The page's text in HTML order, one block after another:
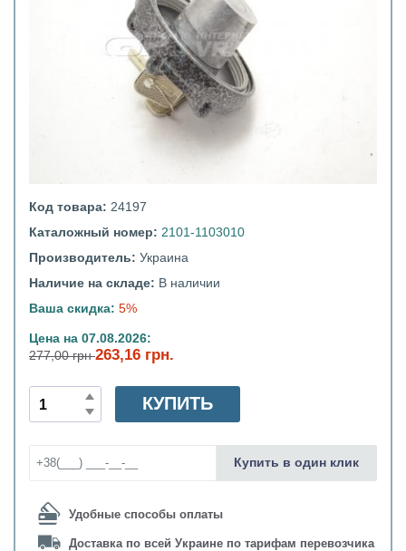
Код товара: 24197
Каталожный номер: 2101-1103010
Производитель: Украина
Наличие на складе: В наличии
Ваша скидка: 5%
Цена на 07.08.2026:
277,00 грн263,16 грн.
Удобные способы оплаты
Доставка по всей Украине по тарифам перевозчика
КУПИТЬ
Купить в один клик